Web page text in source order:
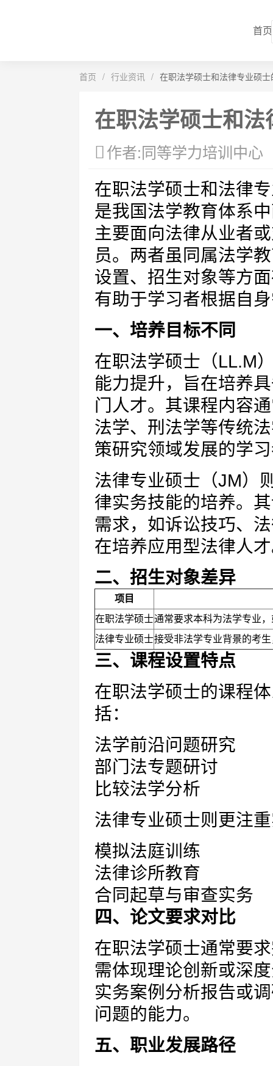
首页
首页 / 行业资讯 / 在职法学硕士和法律专业硕
在职法学硕士和
作者:同等学力培训中心
在职法学硕士和法律
是我国法学教育体系
主要面向法律从业者
员。两者虽同属法学
设置、招生对象等方
有助于学习者根据自
一、培养目标不同
在职法学硕士（LL.M
能力提升，旨在培养
门人才。其课程内容
法学、刑法学等传统
策研究领域发展的学
法律专业硕士（JM）
律实务技能的培养。
需求，如诉讼技巧、
在培养应用型法律人
二、招生对象差异
项目
在职法学硕士通常要求本科为法学专业
法律专业硕士接受非法学专业背景的考
三、课程设置特点
在职法学硕士的课程
括：
法学前沿问题研究
部门法专题研讨
比较法学分析
法律专业硕士则更注
模拟法庭训练
法律诊所教育
合同起草与审查实务
四、论文要求对比
在职法学硕士通常要
需体现理论创新或深
实务案例分析报告或
问题的能力。
五、职业发展路径